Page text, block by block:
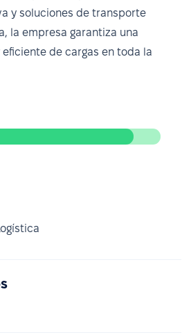
y soluciones de transporte
la empresa garantiza una
de cargas en toda la